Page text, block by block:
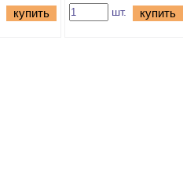
купить шт. купить